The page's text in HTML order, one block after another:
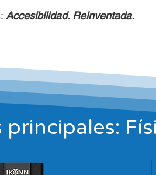
Accesibilidad. Reinventada.
principales: